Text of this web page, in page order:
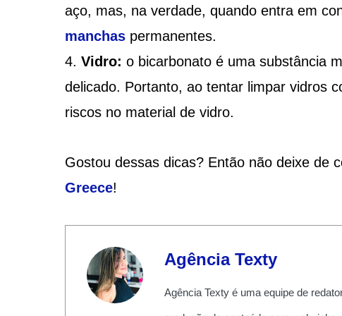
aço, mas, na verdade, quando entra em
manchaspermanentes.
Vidro: o bicarbonato é uma substância
delicado. Portanto, ao tentar limpar vidros
riscos no material de vidro.
Gostou dessas dicas? Então não deixe de
Greece!
Agência Texty
Agência Texty é uma equipe de